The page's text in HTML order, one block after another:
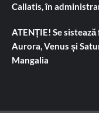
Callatis, în
ATENȚIE! Se
Aurora, Venus și
Mangalia